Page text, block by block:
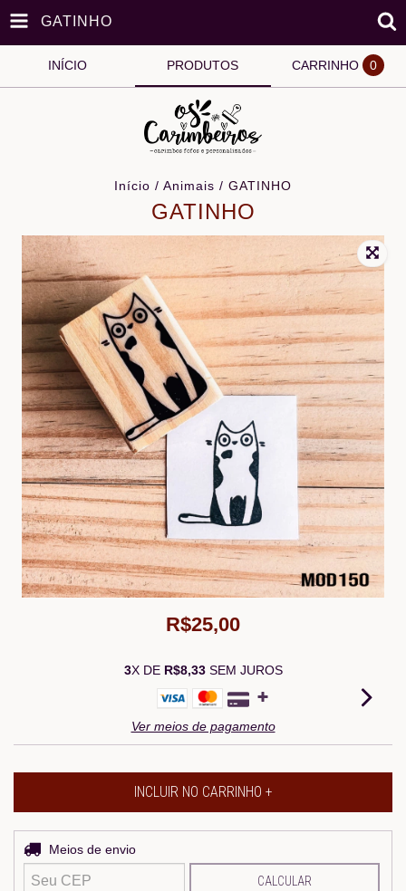
GATINHO
INÍCIO PRODUTOS CARRINHO 0
Início / Animais / GATINHO
GATINHO
R$25,00
3X DE R$8,33SEM JUROS
Ver meios de pagamento
Entregas para o CEP:
Meios de envio
CALCULAR